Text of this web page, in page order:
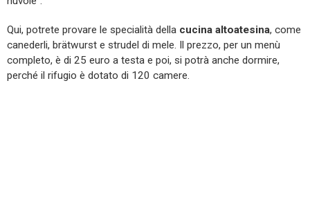
Qui, potrete provare le specialità della cucina altoatesina, come
canederli, brätwurst e strudel di mele. Il prezzo, per un menù
completo, è di 25 euro a testa e poi, si potrà anche dormire,
perché il rifugio è dotato di 120 camere.